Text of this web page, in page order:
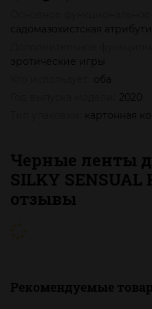
садомазохистская
эротические игры
оба
2020
картонная
Черные ленты
SILKY SENSUAL
отзывы
Рекомендуемые